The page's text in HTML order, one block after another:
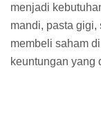
menjadi
mandi, pasta gigi,
membeli saham
keuntungan yang